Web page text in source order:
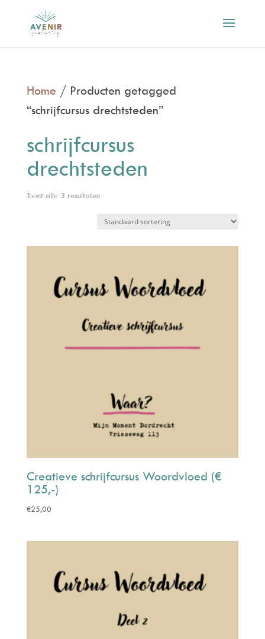
Home / Producten getagged
“schrijfcursus drechtsteden”
schrijfcursus
drechtsteden
Toont alle 3 resultaten
Creatieve schrijfcursus Woordvloed (€
125,-)
€25,00